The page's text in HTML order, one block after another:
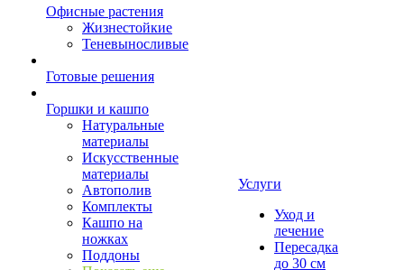
Офисные растения
Жизнестойкие
Теневыносливые
Готовые решения
Горшки и кашпо
Натуральные
материалы
Искусственные
материалы
Автополив
Комплекты
Кашпо на
ножках
Поддоны
Услуги
Уход и
лечение
Пересадка
до 30 см